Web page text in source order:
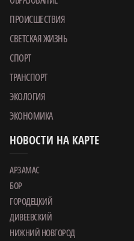
ПРОИСШЕСТВИЯ
СВЕТСКАЯ ЖИЗНЬ
СПОРТ
ТРАНСПОРТ
ЭКОЛОГИЯ
ЭКОНОМИКА
НОВОСТИ НА КАРТЕ
АРЗАМАС
БОР
ГОРОДЕЦКИЙ
ДИВЕЕВСКИЙ
НИЖНИЙ НОВГОРОД